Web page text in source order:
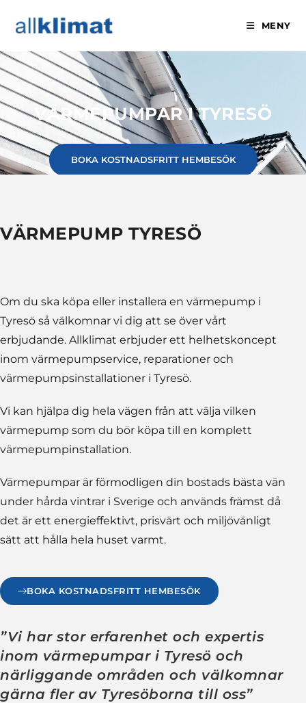
MENY
VÄRMEPUMPAR I TYRESÖ
BOKA KOSTNADSFRITT HEMBESÖK
VÄRMEPUMP TYRESÖ
Om du ska köpa eller installera en värmepump i
Tyresö så välkomnar vi dig att se över vårt
erbjudande. Allklimat erbjuder ett helhetskoncept
inom värmepumpservice, reparationer och
värmepumpsinstallationer i Tyresö.
Vi kan hjälpa dig hela vägen från att välja vilken
värmepump som du bör köpa till en komplett
värmepumpinstallation.
Värmepumpar är förmodligen din bostads bästa vän
under hårda vintrar i Sverige och används främst då
det är ett energieffektivt, prisvärt och miljövänligt
sätt att hålla hela huset varmt.
BOKA KOSTNADSFRITT HEMBESÖK
”Vi har stor erfarenhet och expertis
inom värmepumpar i Tyresö och
närliggande områden och välkomnar
gärna fler av Tyresöborna till oss”